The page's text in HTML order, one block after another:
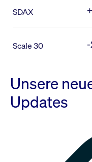
SDAX
Scale 30
Unsere
Updates